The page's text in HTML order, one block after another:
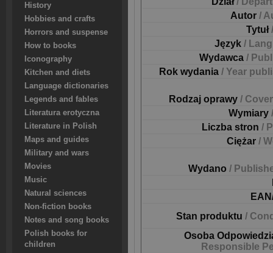
History
Hobbies and crafts
Horrors and suspense
How to books
Iconography
Kitchen and diets
Language dictionaries
Legends and fables
Literatura erotyczna
Literature in Polish
Maps and guides
Military and wars
Movies
Music
Natural sciences
Non-fiction books
Notes and song books
Polish books for
children
Autor /
Tytuł
Język /
Wydawca /
Rok wydania / Year
Rodzaj oprawy /
Wymiary
Liczba stron /
Ciężar /
Wydano /
Stan produktu /
Osoba
Responsible